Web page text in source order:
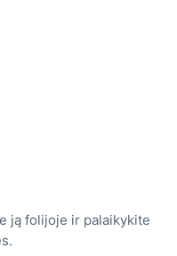
ją folijoje ir palaikykite